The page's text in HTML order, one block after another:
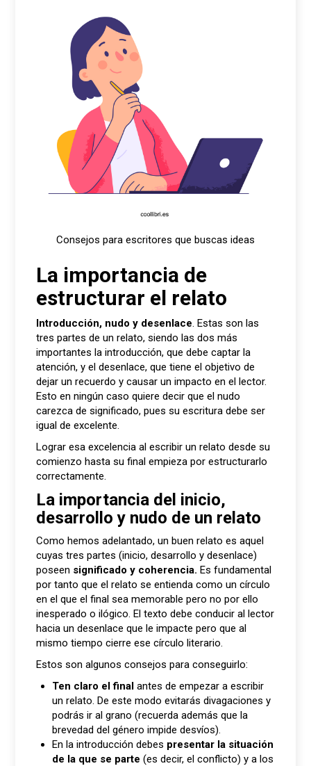
Consejos para escritores que buscas ideas
La importancia de
estructurar el relato
Introducción, nudo y desenlace. Estas son las
tres partes de un relato, siendo las dos más
importantes la introducción, que debe captar la
atención, y el desenlace, que tiene el objetivo de
dejar un recuerdo y causar un impacto en el lector.
Esto en ningún caso quiere decir que el nudo
carezca de significado, pues su escritura debe ser
igual de excelente.
Lograr esa excelencia al escribir un relato desde su
comienzo hasta su final empieza por estructurarlo
correctamente.
La importancia del inicio,
desarrollo y nudo de un relato
Como hemos adelantado, un buen relato es aquel
cuyas tres partes (inicio, desarrollo y desenlace)
poseen significado y coherencia. Es fundamental
por tanto que el relato se entienda como un círculo
en el que el final sea memorable pero no por ello
inesperado o ilógico. El texto debe conducir al lector
hacia un desenlace que le impacte pero que al
mismo tiempo cierre ese círculo literario.
Estos son algunos consejos para conseguirlo:
Ten claro el finalantes de empezar a escribir
un relato. De este modo evitarás divagaciones y
podrás ir al grano (recuerda además que la
brevedad del género impide desvíos).
En la introducción debes presentar la situación
de la que se parte (es decir, el conflicto) y a los